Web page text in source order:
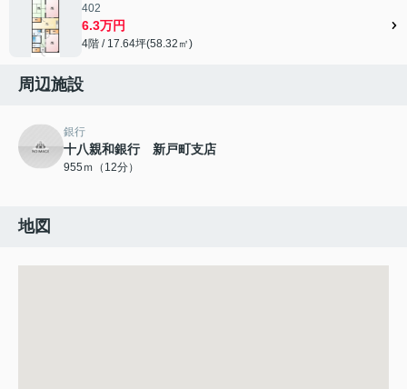
402
6.3万円
4階 / 17.64坪(58.32㎡)
周辺施設
銀行
十八親和銀行 新戸町支店
955ｍ（12分）
地図